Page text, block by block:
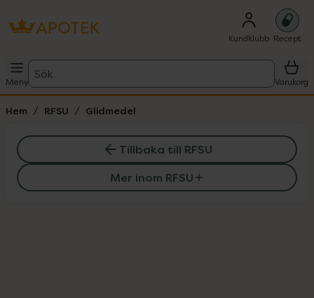
Kundklubb Recept
Meny
Sök
Varukorg
Hem RFSU Glidmedel
Tillbaka till RFSU
Mer inom RFSU